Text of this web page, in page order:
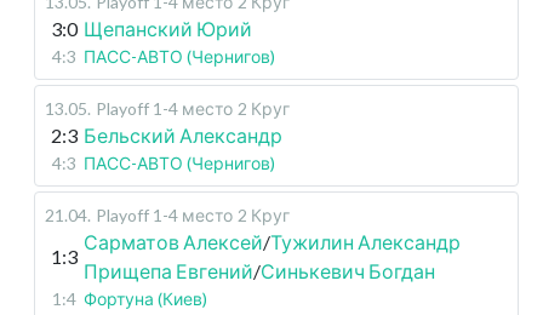
3:0 Щепанский Юрий
4:3 ПАСС-АВТО (Чернигов)
13.05. Playoff 1-4 место 2 Круг
2:3 Бельский Александр
4:3 ПАСС-АВТО (Чернигов)
21.04. Playoff 1-4 место 2 Круг
1:3
Сарматов Алексей/Тужилин Александр
Прищепа Евгений/Синькевич Богдан
1:4 Фортуна (Киев)